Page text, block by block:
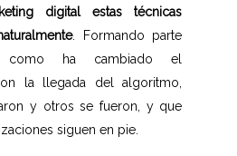
digital estas técnicas
. Formando parte
ha cambiado el
la llegada del algoritmo,
y otros se fueron, y que
siguen en pie.